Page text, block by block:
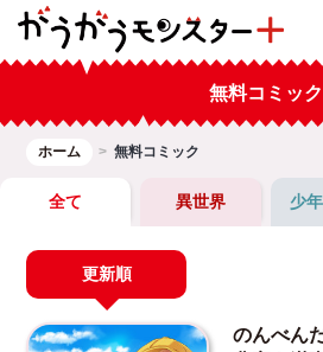
無料コミック
ホーム 無料コミック
全て 異世界 少
更新順
のんべん